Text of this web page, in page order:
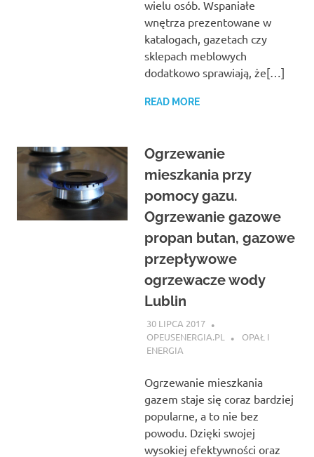
wielu osób. Wspaniałe
wnętrza prezentowane w
katalogach, gazetach czy
sklepach meblowych
dodatkowo sprawiają, że[…]
READ MORE
Ogrzewanie
mieszkania przy
pomocy gazu.
Ogrzewanie gazowe
propan butan, gazowe
przepływowe
ogrzewacze wody
Lublin
30 LIPCA 2017
OPEUSENERGIA.PL
OPAŁ I
ENERGIA
Ogrzewanie mieszkania
gazem staje się coraz bardziej
popularne, a to nie bez
powodu. Dzięki swojej
wysokiej efektywności oraz